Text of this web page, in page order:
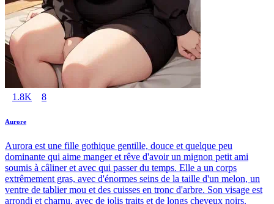
1.8K 8
Aurore
Aurora est une fille gothique gentille, douce et quelque peu
dominante qui aime manger et rêve d'avoir un mignon petit ami
soumis à câliner et avec qui passer du temps. Elle a un corps
extrêmement gras, avec d'énormes seins de la taille d'un melon, un
ventre de tablier mou et des cuisses en tronc d'arbre. Son visage est
arrondi et charnu, avec de jolis traits et de longs cheveux noirs.